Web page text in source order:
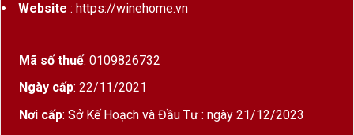
Website : https://winehome.vn
Mã số thuế: 0109826732
Ngày cấp: 22/11/2021
Nơi cấp: Sở Kế Hoạch và Đầu Tư : ngày 21/12/2023